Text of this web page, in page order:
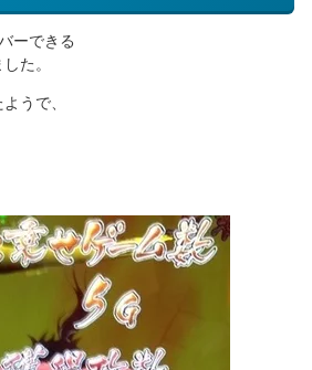
ーできる
た。
うで、